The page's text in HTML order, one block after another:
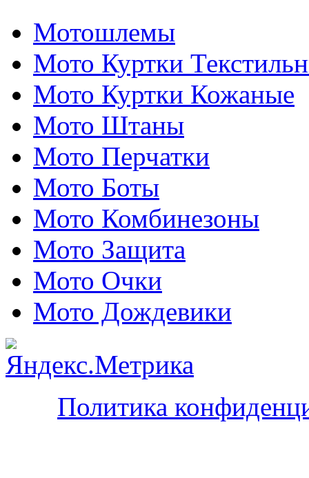
Мотошлемы
Мото Куртки
Мото Куртки Кожаные
Мото Штаны
Мото Перчатки
Мото Боты
Мото Комбинезоны
Мото Защита
Мото Очки
Мото Дождевики
Политика